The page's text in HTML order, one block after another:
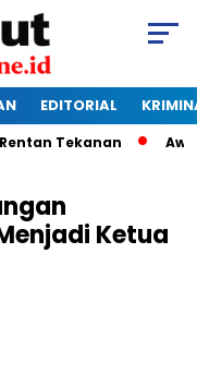
EDITORIAL
Tekanan Awas
Ketua